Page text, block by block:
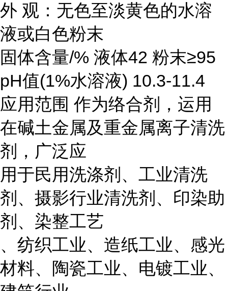
外 观：无色至淡黄色的水溶
液或白色粉末
固体含量/% 液体42 粉末≥95
pH值(1%水溶液) 10.3-11.4
应用范围 作为络合剂，运用
在碱土金属及重金属离子清洗
剂，广泛应
用于民用洗涤剂、工业清洗
剂、摄影行业清洗剂、印染助
剂、染整工艺
、纺织工业、造纸工业、感光
材料、陶瓷工业、电镀工业、